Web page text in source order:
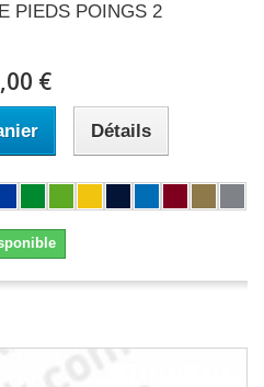
PIEDS POINGS 2
€
Détails